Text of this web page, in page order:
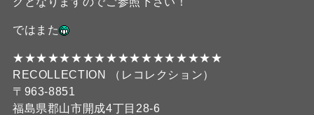
ではまた
★★★★★★★★★★★★★★★★★★
RECOLLECTION （レコレクション）
〒963-8851
福島県郡山市開成4丁目28-6